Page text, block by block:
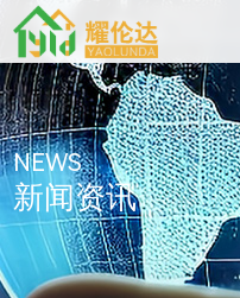
NEWS
新闻资讯